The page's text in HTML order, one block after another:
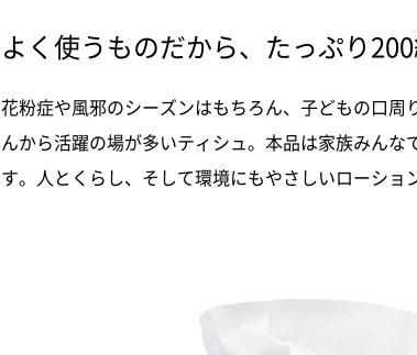
よく使うものだから、たっぷり200
花粉症や風邪のシーズンはもちろん、子どもの口
んから活躍の場が多いティシュ。本品は家族みん
す。人とくらし、そして環境にもやさしいローショ